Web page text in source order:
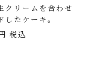
クリームを合わせ
たケーキ。
税込